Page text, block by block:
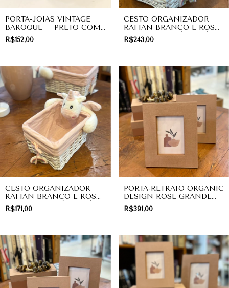
PORTA-JOIAS VINTAGE
BAROQUE – PRETO COM
PEDRARIAS AMBAR E
PÉROLA | PRESENTE
R$152,00
CESTO ORGANIZADOR
RATTAN BRANCO E ROSA
CHARM ARCO-ÍRIS G |
INFANTIL
R$243,00
CESTO ORGANIZADOR
RATTAN BRANCO E ROSA
CHARM ARCO-ÍRIS M |
INFANTIL
R$171,00
PORTA-RETRATO ORGANIC
DESIGN ROSE GRANDE
13X20CM - TEXTURA
LINHO | DECORAÇÃO
R$391,00